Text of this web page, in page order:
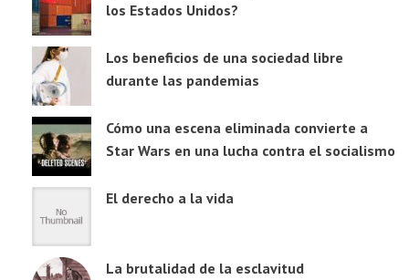
los Estados Unidos?
Los beneficios de una sociedad libre
durante las pandemias
Cómo una escena eliminada convierte a
Star Wars en una lucha contra el socialismo
El derecho a la vida
La brutalidad de la esclavitud